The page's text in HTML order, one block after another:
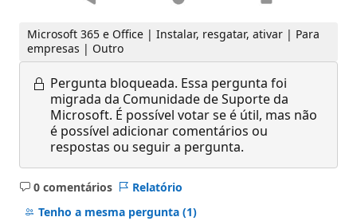
Microsoft 365 e Office | Instalar, resgatar, ativar | Para
empresas | Outro
Pergunta bloqueada. Essa pergunta foi
migrada da Comunidade de Suporte da
Microsoft. É possível votar se é útil, mas não
é possível adicionar comentários ou
respostas ou seguir a pergunta.
0 comentários
Sem
comentários
Relatório
Tenho a mesma pergunta (1)